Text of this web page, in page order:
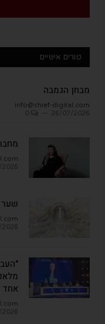
טורים אישיים
מבחן הגמבה
info@chief-digital.com
אחד